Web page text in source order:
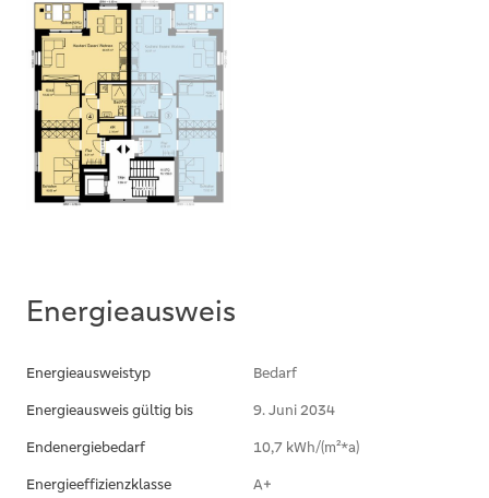
ohne Umzug auf veränderte Lebenssituationen
zu reagieren.
Nachhaltigkeit steht im Mittelpunkt: Der Bau
erfüllt den KfW-40-EE-Standard, eine
Luft-/Wasserwärmepumpe versorgt die
Wohnungen über Fußbodenheizung mit Wärme,
verfügt jede Wohnung über einen eigenen
Kellerraum sowie einen zugeordneten
Fahrradabstellräume runden das Angebot ab.
Sie in ein wertbeständiges, zukunftsorientiertes
Eigenheim mit Wohlfühlcharakter.
Energieausweis
Energieausweistyp
Bedarf
Energieausweis gültig bis
9. Juni 2034
Endenergiebedarf
10,7 kWh/(m²*a)
Energieeffizienzklasse
A+